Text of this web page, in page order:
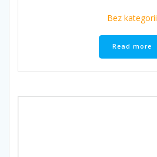
Bez kategorii
Read more